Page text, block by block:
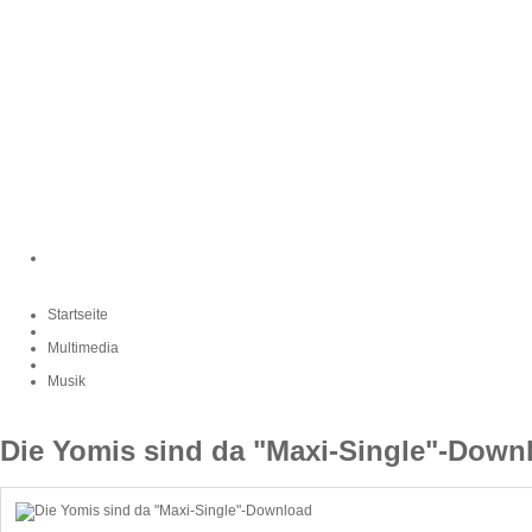
Startseite
Multimedia
Musik
Die Yomis sind da "Maxi-Single"-